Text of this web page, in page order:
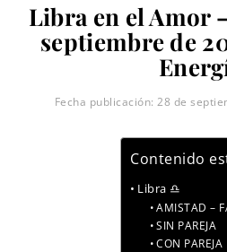
Libra en el Amor
septiembre de
Fecha publicación: 28 de
Contenido
Libra ♎
AMISTAD –
SIN PAREJA
CON PAREJA